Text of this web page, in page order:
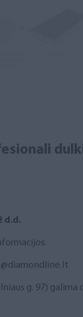
d.d.
g. 97)